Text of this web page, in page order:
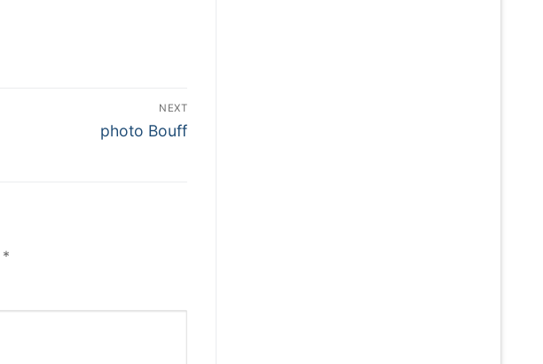
NEXT
Next
photo Bouff
*